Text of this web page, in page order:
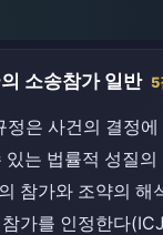
소송참가 일반 5
정은 사건의 결정
있는 법률적 성질
참가와 조약의 해
가를 인정한다